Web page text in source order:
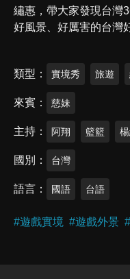
繡惠，帶大家發現台灣
好風景、好厲害的台灣
類型 實境秀 旅遊
來賓 慈妹
主持 阿翔 籃籃
國別 台灣
語言 國語 台語
#遊戲實境 #遊戲外景 #